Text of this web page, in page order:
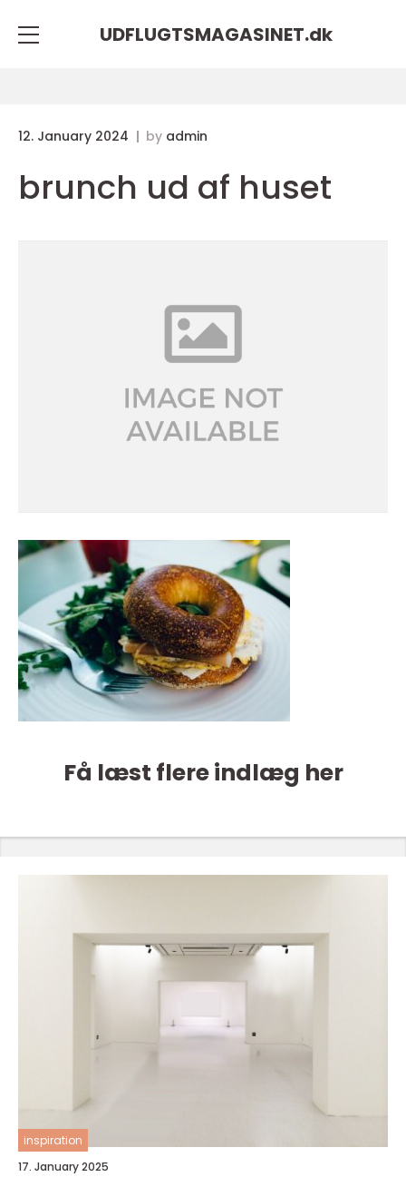
UDFLUGTSMAGASINET.dk
12. January 2024 by admin
brunch ud af huset
Få læst flere indlæg her
inspiration
17. January 2025